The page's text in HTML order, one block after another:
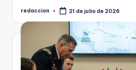
Publicado
redaccion 21 de julio de 2026